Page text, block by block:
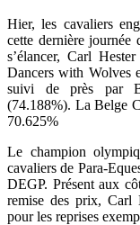
Hier, les cavaliers
cette dernière
s’élancer, Carl
Dancers with Wolves
suivi de près par
(74.188%). La Belge
70.625%
Le champion
cavaliers de Para-
DEGP. Présent aux
remise des prix, Carl
pour les reprises